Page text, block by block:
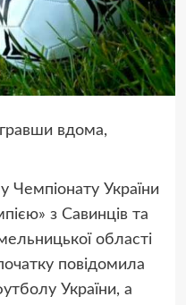
вдома,
Чемпіонату України
з Савинців та
області
повідомила
України, а